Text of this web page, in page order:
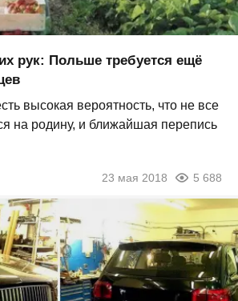
рук: Польше требуется ещё
высокая вероятность, что не все
на родину, и ближайшая перепись
23 мая 2018 5 688